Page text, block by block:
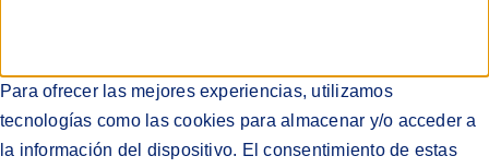
Para ofrecer las mejores experiencias, utilizamos
tecnologías como las cookies para almacenar y/o acceder a
la información del dispositivo. El consentimiento de estas